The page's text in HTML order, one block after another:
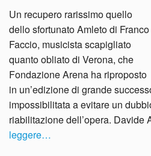
Un recupero rarissimo quello
dello sfortunato Amleto di Franco
Faccio, musicista scapigliato
quanto obliato di Verona, che
Fondazione Arena ha riproposto
in un’edizione di grande
impossibilitata a evitare un
riabilitazione dell’opera. Davide
leggere…